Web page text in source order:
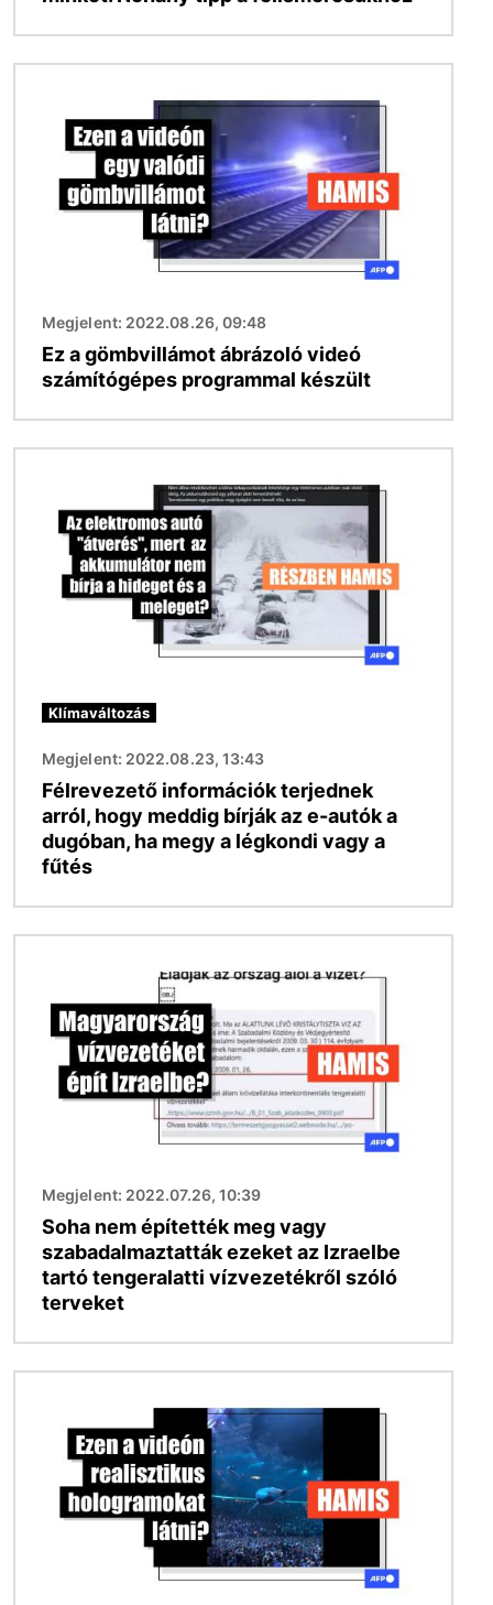
Megjelent: 2022.08.26, 09:48
Ez a gömbvillámot ábrázoló videó
számítógépes programmal készült
Klímaváltozás
Megjelent: 2022.08.23, 13:43
Félrevezető információk terjednek
arról, hogy meddig bírják az e-autók a
dugóban, ha megy a légkondi vagy a
fűtés
Megjelent: 2022.07.26, 10:39
Soha nem építették meg vagy
szabadalmaztatták ezeket az Izraelbe
tartó tengeralatti vízvezetékről szóló
terveket